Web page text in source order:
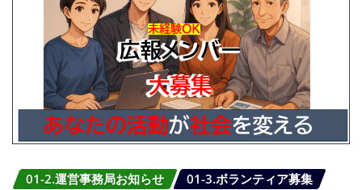
01-2.運営事務局お知らせ
01-3.ボランティア募集